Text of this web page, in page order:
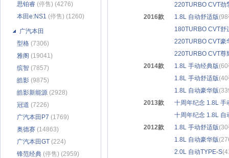
思铂睿 (停售) (4276)
本田e:NS1 (停售) (1260)
广汽本田
型格 (7306)
雅阁 (19041)
缤智 (7857)
皓影 (9875)
皓影新能源 (2928)
冠道 (7226)
广汽本田P7 (1769)
奥德赛 (14863)
广汽本田GT (224)
锋范经典 (停售) (2959)
220TURBO CVT劲
2016款
1.8L 自动舒适版(98
180TURBO CVT舒
220TURBO CVT豪
220TURBO CVT尊
2014款
1.8L 手动经典版(60
1.8L 手动舒适版(40
1.8L 自动豪华版
2013款
十周年纪念 1.8L 手
十周年纪念 1.8L 自
2012款
1.8L 手动舒适版(30
1.8L 自动豪华版
2.0L 自动TYPE-S